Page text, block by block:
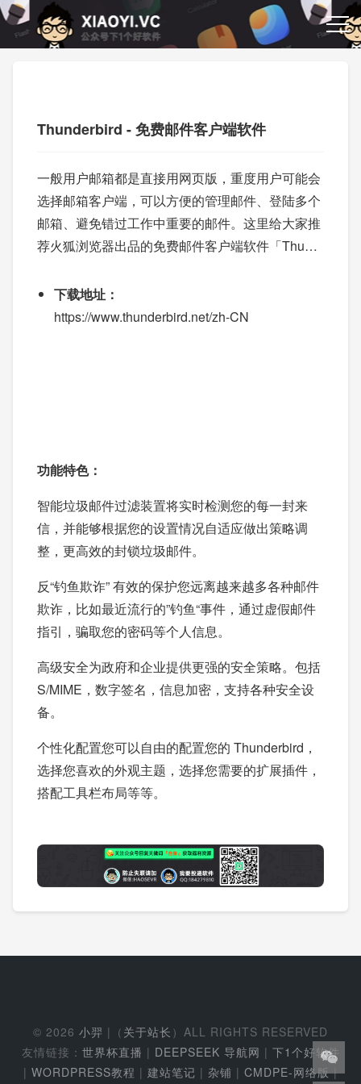
Thunderbird - 免费邮件客户端软件
一般用户邮箱都是直接用网页版，重度用户可能会
选择邮箱客户端，可以方便的管理邮件、登陆多个
邮箱、避免错过工作中重要的邮件。这里给大家推
荐火狐浏览器出品的免费邮件客户端软件「Thund
布了最新 91 版本，新增了不少功能，以及原生支
持苹果 M1 Mac。
下载地址：
https://www.thunderbird.net/zh-CN
功能特色：
智能垃圾邮件过滤装置将实时检测您的每一封来
信，并能够根据您的设置情况自适应做出策略调
整，更高效的封锁垃圾邮件。
反“钓鱼欺诈” 有效的保护您远离越来越多各种邮件
欺诈，比如最近流行的”钓鱼“事件，通过虚假邮件
指引，骗取您的密码等个人信息。
高级安全为政府和企业提供更强的安全策略。包括
S/MIME，数字签名，信息加密，支持各种安全设
备。
个性化配置您可以自由的配置您的 Thunderbird，
选择您喜欢的外观主题，选择您需要的扩展插件，
搭配工具栏布局等等。
© 2026 小羿 |（ 关于站长 ）ALL RIGHTS RESERVED
友情链接： 世界杯直播 | DEEPSEEK 导航网 | 下1个好软件
| WORDPRESS教程 | 建站笔记 | 杂铺 | CMDPE-网络版|